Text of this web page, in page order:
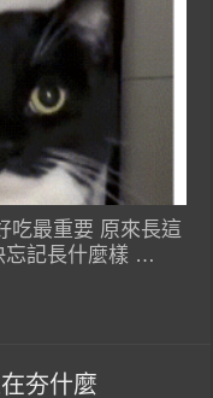
吃最重要 原來長這
忘記長什麼樣 …
夯什麼